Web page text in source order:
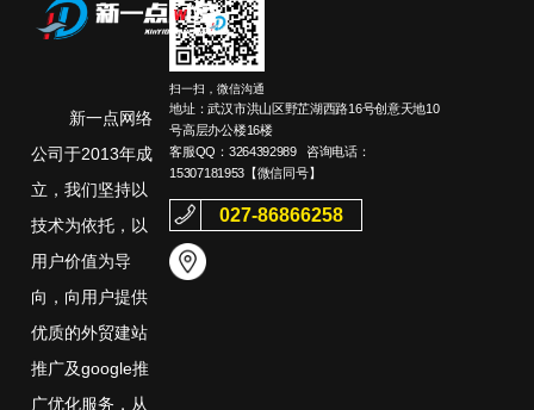
新一点网络
公司于2013年成
立，我们坚持以
技术为依托，以
用户价值为导
向，向用户提供
优质的外贸建站
推广及google推
广优化服务，从
扫一扫，微信沟通
地址：武汉市洪山区野芷湖西路16号创意天地10
号高层办公楼16楼
客服QQ： 3264392989咨询电话：
15307181953 【微信同号】
027-86866258